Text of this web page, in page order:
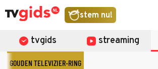
stem nu!
tvgids streaming
GOUDEN TELEVIZIER-RING